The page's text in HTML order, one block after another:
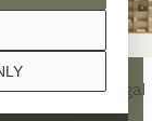
filignoRegal